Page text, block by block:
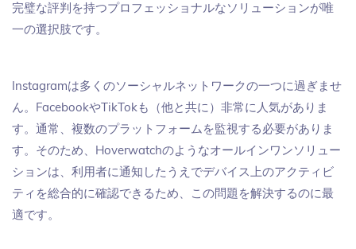
完璧な評判を持つプロフェッショナルなソリューションが唯
一の選択肢です。
Instagramは多くのソーシャルネットワークの一つに過ぎませ
ん。FacebookやTikTokも（他と共に）非常に人気がありま
す。通常、複数のプラットフォームを監視する必要がありま
す。そのため、Hoverwatchのようなオールインワンソリュー
ションは、利用者に通知したうえでデバイス上のアクティビ
ティを総合的に確認できるため、この問題を解決するのに最
適です。